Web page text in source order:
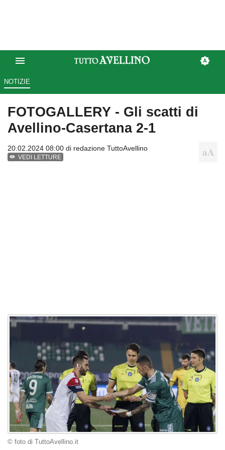
NOTIZIE
FOTOGALLERY - Gli scatti di
Avellino-Casertana 2-1
20.02.2024 08:00 di redazione TuttoAvellino
VEDI LETTURE
© foto di TuttoAvellino.it